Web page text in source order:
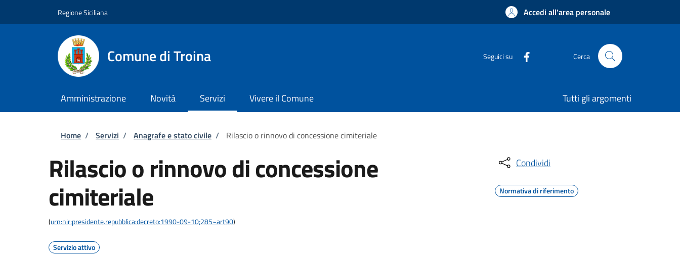
Regione Siciliana Accedi all'area personale
Comune di Troina Seguici su Cerca
Amministrazione Novità Servizi Vivere il Comune Tutti gli argomenti
Briciole di pane
Home / Servizi / Anagrafe e stato civile / Rilascio o rinnovo di concessione cimiteriale
Rilascio o rinnovo di concessione
cimiteriale
(urn:nir:presidente.repubblica:decreto:1990-09-10;285~art90)
Servizio attivo
Condividi
Normativa di riferimento